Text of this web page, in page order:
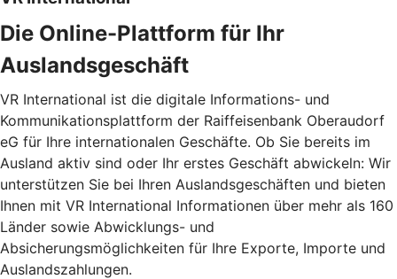
Die Online-Plattform für Ihr
Auslandsgeschäft
VR International ist die digitale Informations- und
Kommunikationsplattform der Raiffeisenbank Oberaudorf
eG für Ihre internationalen Geschäfte. Ob Sie bereits im
Ausland aktiv sind oder Ihr erstes Geschäft abwickeln: Wir
unterstützen Sie bei Ihren Auslandsgeschäften und bieten
Ihnen mit VR International Informationen über mehr als 160
Länder sowie Abwicklungs- und
Absicherungsmöglichkeiten für Ihre Exporte, Importe und
Auslandszahlungen.